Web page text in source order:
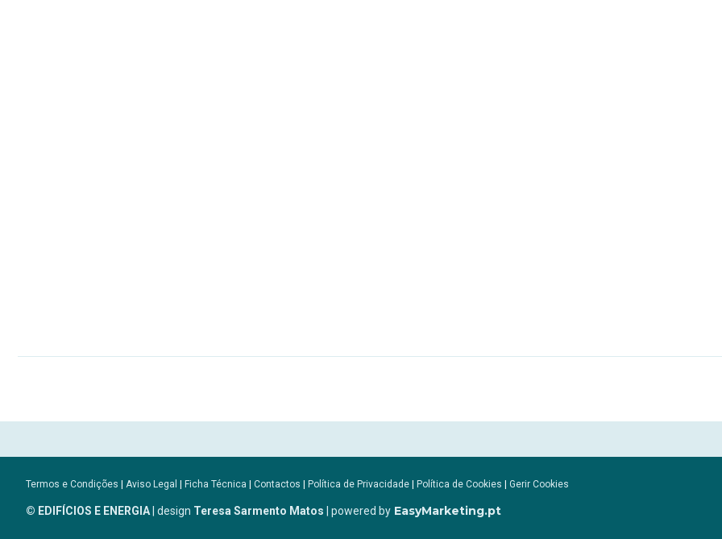
Termos e Condições | Aviso Legal | Ficha Técnica | Contactos | Política de Privacidade | Política de Cookies | Gerir Cookies
© EDIFÍCIOS E ENERGIA | design Teresa Sarmento Matos | powered by EasyMarketing.pt